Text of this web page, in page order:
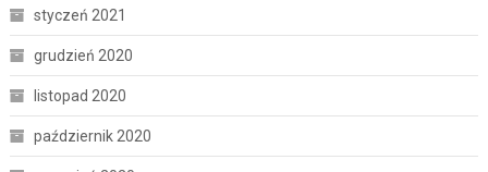
styczeń 2021
grudzień 2020
listopad 2020
październik 2020